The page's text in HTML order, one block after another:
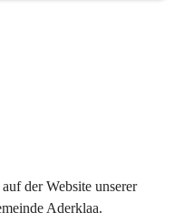
der Website unserer
Aderklaa.